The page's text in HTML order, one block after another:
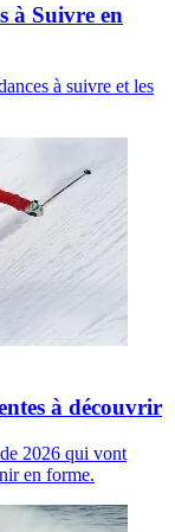
à Suivre en
à suivre et les
à découvrir
2026 qui vont
en forme.